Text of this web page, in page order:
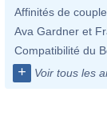
Affinités de
Ava Gardner et
Compatibilité du
+ Voir tous les